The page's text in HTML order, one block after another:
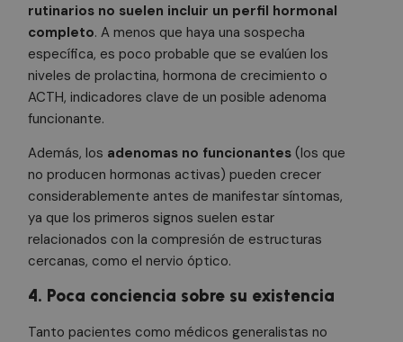
rutinarios no suelen incluir un perfil hormonal
completo. A menos que haya una sospecha
específica, es poco probable que se evalúen los
niveles de prolactina, hormona de crecimiento o
ACTH, indicadores clave de un posible adenoma
funcionante.
Además, los adenomas no funcionantes (los que
no producen hormonas activas) pueden crecer
considerablemente antes de manifestar síntomas,
ya que los primeros signos suelen estar
relacionados con la compresión de estructuras
cercanas, como el nervio óptico.
4. Poca conciencia sobre su existencia
Tanto pacientes como médicos generalistas no